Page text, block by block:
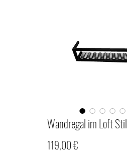
Wandregal im Loft Stil
119,00 €